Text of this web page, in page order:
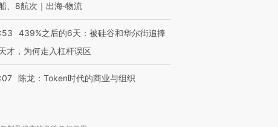
、8航次｜出海·物流
439%之后的6天：被硅谷和华尔街追捧
才，为何走入杠杆误区
陈龙：Token时代的商业与组织